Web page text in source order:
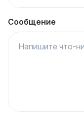
Сообщение